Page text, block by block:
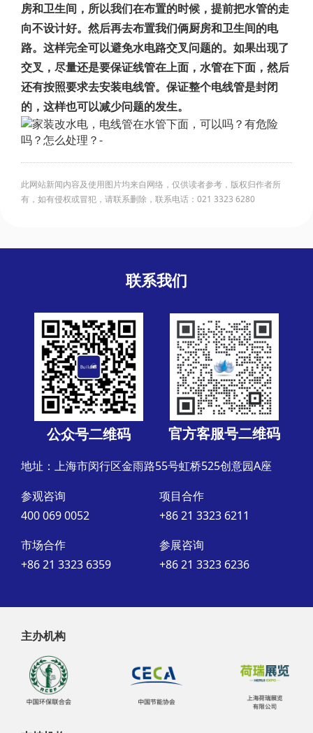
房和卫生间，所以我们在布置的时候，提前把水管的走
向不设计好。然后再去布置我们俩厨房和卫生间的电
路。这样完全可以避免水电路交叉问题的。如果出现了
交叉，尽量还是要保证线管在上面，水管在下面，然后
还有按照要求去安装电线管。保证整个电线管是封闭
的，这样也可以减少问题的发生。
此网站新闻内容及使用图片均来自网络，仅供读者参考，版权归作者所
有，如有侵权或冒犯，请联系删除，联系电话：021 3323 6280
联系我们
公众号二维码 官方客服号二维码
地址：上海市闵行区金雨路55号虹桥525创意园A座
参观咨询
400 069 0052
项目合作
+86 21 3323 6211
市场合作
+86 21 3323 6359
参展咨询
+86 21 3323 6236
主办机构